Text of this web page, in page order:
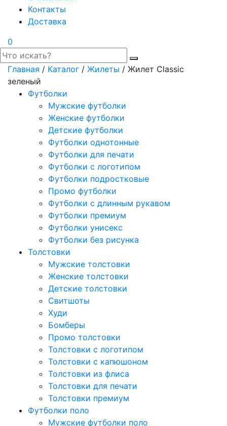
Контакты
Доставка
0
Главная / Каталог / Жилеты / Жилет Classic
зеленый
Футболки
Мужские футболки
Женские футболки
Детские футболки
Футболки однотонные
Футболки для печати
Футболки с логотипом
Футболки подростковые
Промо футболки
Футболки с длинным рукавом
Футболки премиум
Футболки унисекс
Футболки без рисунка
Толстовки
Мужские толстовки
Женские толстовки
Детские толстовки
Свитшоты
Худи
Бомберы
Промо толстовки
Толстовки с логотипом
Толстовки с капюшоном
Толстовки из флиса
Толстовки для печати
Толстовки премиум
Футболки поло
Мужские футболки поло